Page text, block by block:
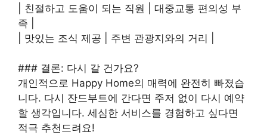
| 친절하고 도움이 되는 직원 | 대중교통 편의성 부
족 |
| 맛있는 조식 제공 | 주변 관광지와의 거리 |
### 결론: 다시 갈 건가요?
개인적으로 Happy Home의 매력에 완전히 빠졌습
니다. 다시 잔드부트에 간다면 주저 없이 다시 예약
할 생각입니다. 세심한 서비스를 경험하고 싶다면
적극 추천드려요!